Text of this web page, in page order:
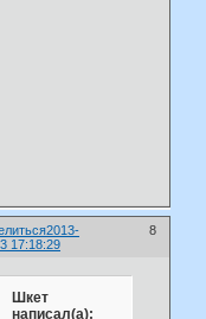
8
2013-
17:18:29
Шкет
написал(а):